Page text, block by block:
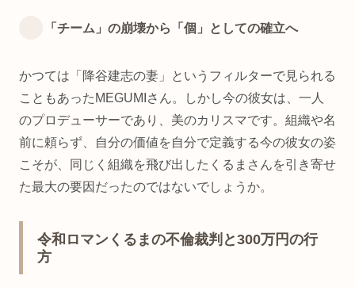
「チーム」の崩壊から「個」としての確立へ
かつては「降谷建志の妻」というフィルターで見られる
こともあったMEGUMIさん。しかし今の彼女は、一人
のプロデューサーであり、美のカリスマです。組織や名
前に頼らず、自分の価値を自分で定義する今の彼女の姿
こそが、同じく組織を飛び出したくるまさんを引き寄せ
た最大の要因だったのではないでしょうか。
令和ロマンくるまの不倫裁判と300万円の行
方